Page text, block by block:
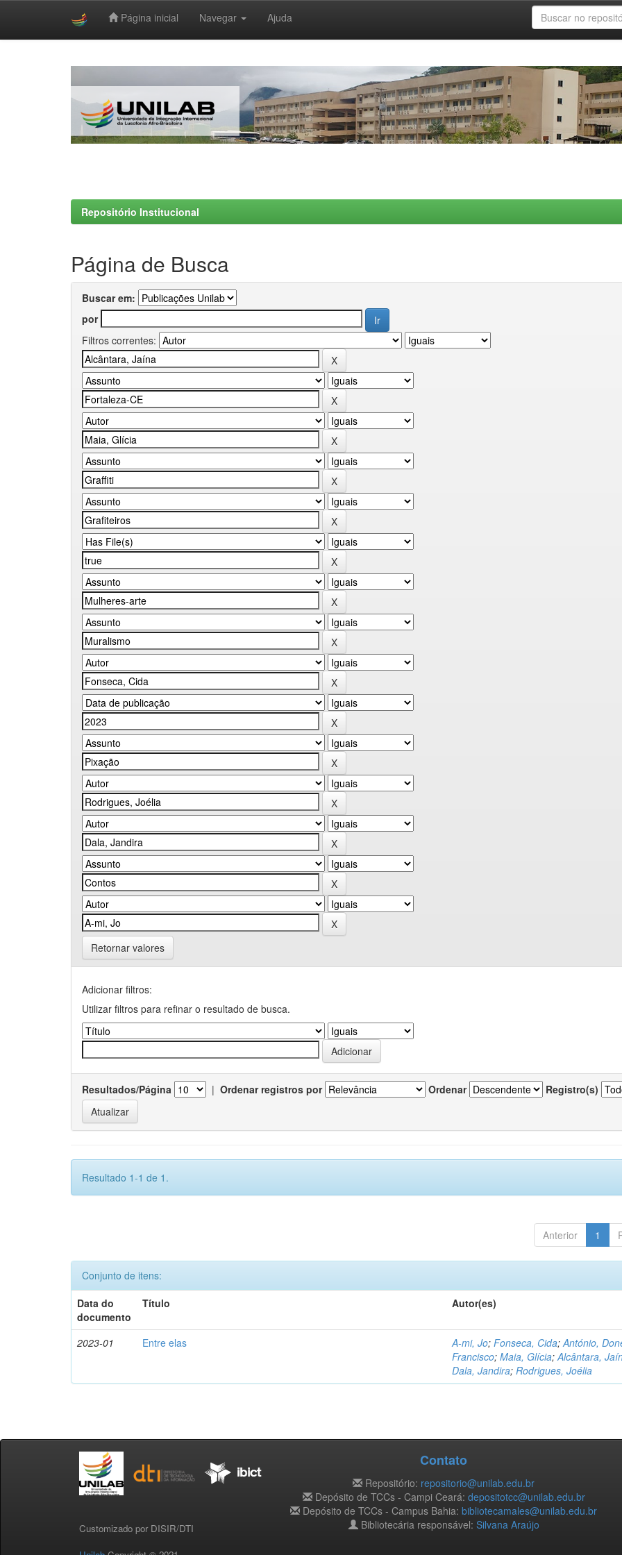
Página inicial Navegar Ajuda
Repositório Institucional
Página de Busca
Buscar em:
por
Filtros correntes:
Retornar valores
Adicionar filtros:
Utilizar filtros para refinar o resultado de busca.
Resultados/Página | Ordenar registros por Ordenar Registro(s)
Resultado 1-1 de 1.
Anterior 1
Conjunto de itens:
Data do
documento
Título Autor(es)
2023-01 Entre elas A-mi, Jo;Fonseca, Cida;António,
Francisco;Maia, Glícia;Alcântara,
Dala, Jandira;Rodrigues, Joélia
Customizado por DISIR/DTI
Contato
Repositório: repositorio@unilab.edu.br
Depósito de TCCs - Campi Ceará: depositotcc@unilab.edu.br
Depósito de TCCs - Campus Bahia: bibliotecamales@unilab.edu.br
Bibliotecária responsável: Silvana Araújo